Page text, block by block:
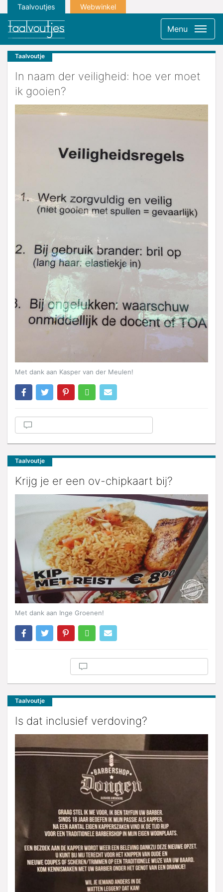
Taalvoutjes Webwinkel
Menu
Taalvoutje
In naam der veiligheid: hoe ver moet
ik gooien?
Met dank aan Kasper van der Meulen!
Taalvoutje
Krijg je er een ov-chipkaart bij?
Met dank aan Inge Groenen!
Taalvoutje
Is dat inclusief verdoving?